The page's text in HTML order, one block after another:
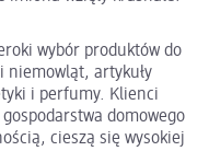
wybór produktów do
niemowląt, artykuły
i perfumy. Klienci
domowego
cieszą się wysokiej